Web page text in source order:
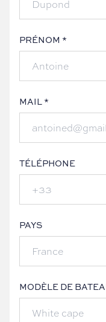
PRÉNOM *
MAIL *
TÉLÉPHONE
PAYS
MODÈLE DE